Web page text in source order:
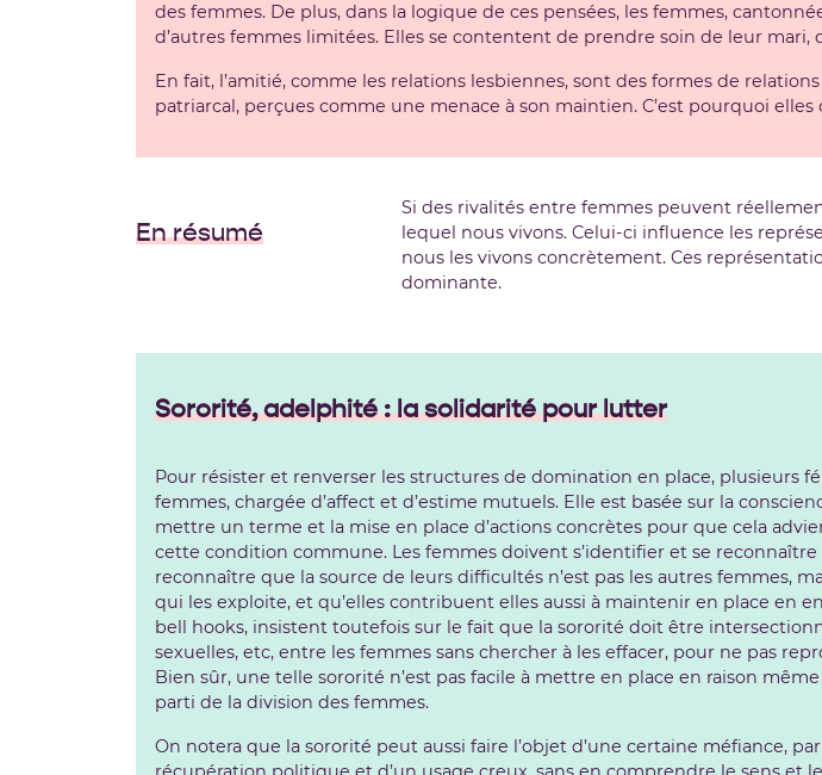
des femmes. De plus, dans la logique de ces pensées, les femmes,
d’autres femmes limitées. Elles se contentent de prendre soin de leur mari,
En fait, l’amitié, comme les relations lesbiennes, sont des formes de
patriarcal, perçues comme une menace à son maintien. C’est pourquoi
En résumé
Si des rivalités entre femmes peuvent
lequel nous vivons. Celui-ci influence les
nous les vivons concrètement. Ces
dominante.
Sororité, adelphité : la solidarité pour lutter
Pour résister et renverser les structures de domination en place, plusieurs
femmes, chargée d’affect et d’estime mutuels. Elle est basée sur la
mettre un terme et la mise en place d’actions concrètes pour que cela
cette condition commune. Les femmes doivent s’identifier et se
reconnaître que la source de leurs difficultés n’est pas les autres femmes,
qui les exploite, et qu’elles contribuent elles aussi à maintenir en place en
bell hooks, insistent toutefois sur le fait que la sororité doit être
sexuelles, etc, entre les femmes sans chercher à les effacer, pour ne pas
Bien sûr, une telle sororité n’est pas facile à mettre en place en raison
parti de la division des femmes.
On notera que la sororité peut aussi faire l’objet d’une certaine méfiance,